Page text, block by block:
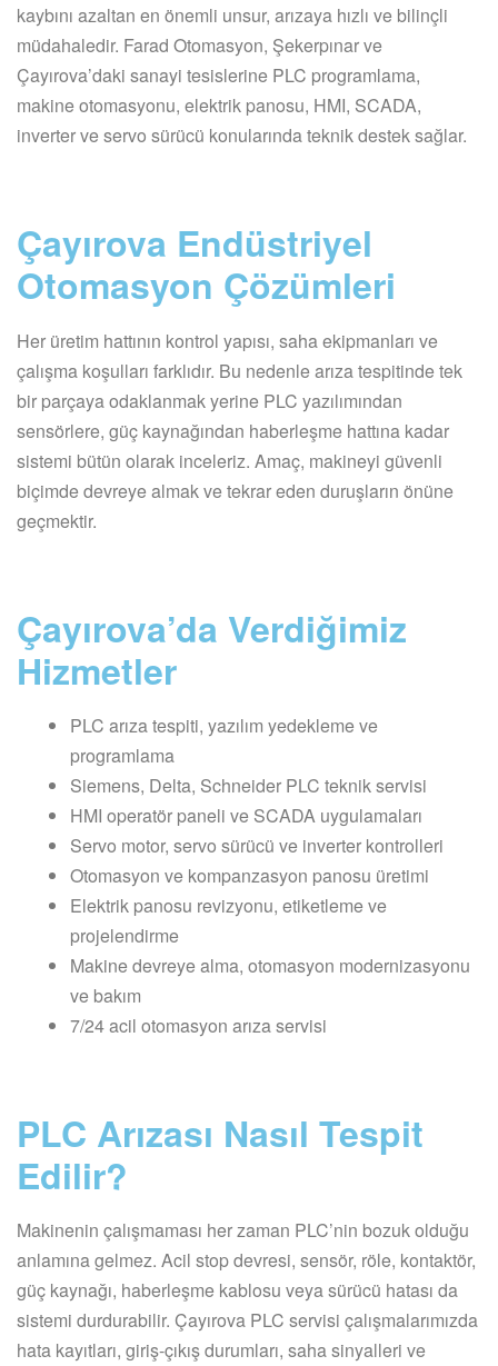
kaybını azaltan en önemli unsur, arızaya hızlı ve bilinçli
müdahaledir. Farad Otomasyon, Şekerpınar ve
Çayırova’daki sanayi tesislerine PLC programlama,
makine otomasyonu, elektrik panosu, HMI, SCADA,
inverter ve servo sürücü konularında teknik destek sağlar.
Çayırova Endüstriyel
Otomasyon Çözümleri
Her üretim hattının kontrol yapısı, saha ekipmanları ve
çalışma koşulları farklıdır. Bu nedenle arıza tespitinde tek
bir parçaya odaklanmak yerine PLC yazılımından
sensörlere, güç kaynağından haberleşme hattına kadar
sistemi bütün olarak inceleriz. Amaç, makineyi güvenli
biçimde devreye almak ve tekrar eden duruşların önüne
geçmektir.
Çayırova’da Verdiğimiz
Hizmetler
PLC arıza tespiti, yazılım yedekleme ve
programlama
Siemens, Delta, Schneider PLC teknik servisi
HMI operatör paneli ve SCADA uygulamaları
Servo motor, servo sürücü ve inverter kontrolleri
Otomasyon ve kompanzasyon panosu üretimi
Elektrik panosu revizyonu, etiketleme ve
projelendirme
Makine devreye alma, otomasyon modernizasyonu
ve bakım
7/24 acil otomasyon arıza servisi
PLC Arızası Nasıl Tespit
Edilir?
Makinenin çalışmaması her zaman PLC’nin bozuk olduğu
anlamına gelmez. Acil stop devresi, sensör, röle, kontaktör,
güç kaynağı, haberleşme kablosu veya sürücü hatası da
sistemi durdurabilir. Çayırova PLC servisi çalışmalarımızda
hata kayıtları, giriş-çıkış durumları, saha sinyalleri ve